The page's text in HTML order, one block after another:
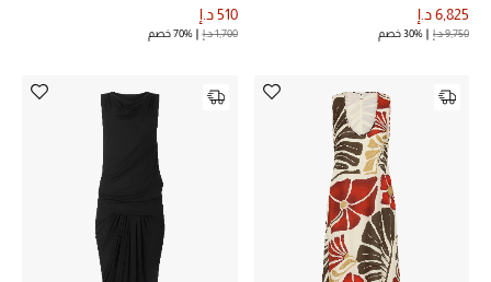
الملابس الرياضية النسائية
حقائب وأحذية متطابقة
هدايا للنساء
ركن الفخامة
جميع الملابس النسائية
6,825 د.إ
9,750 د.إ 30% خصم
510 د.إ
1,700 د.إ 70% خصم